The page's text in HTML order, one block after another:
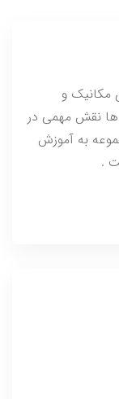
مکانیک و
نقش مهمی در
به آموزش
.